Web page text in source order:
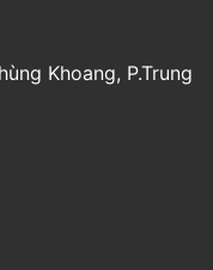
Khoang, P.Trung